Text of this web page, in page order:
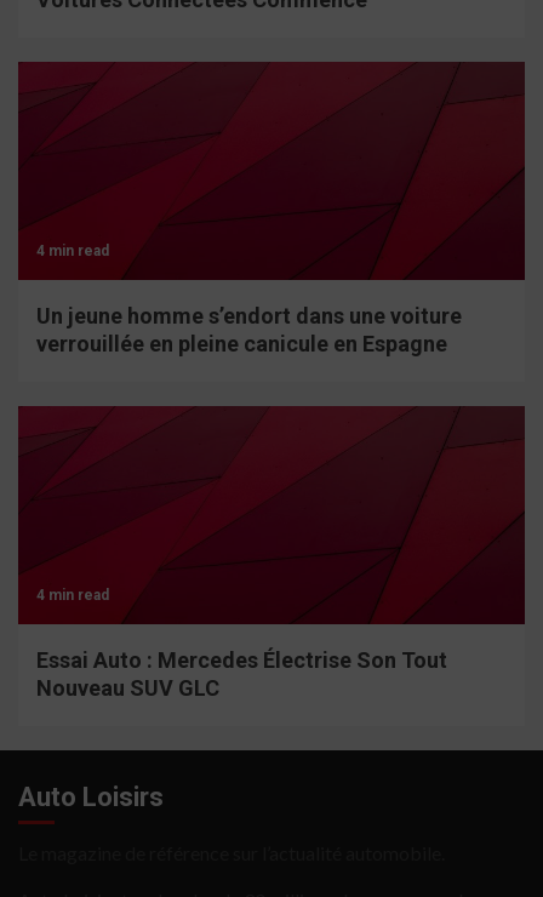
4 min read
Un jeune homme s’endort dans une voiture
verrouillée en pleine canicule en Espagne
4 min read
Essai Auto : Mercedes Électrise Son Tout
Nouveau SUV GLC
Auto Loisirs